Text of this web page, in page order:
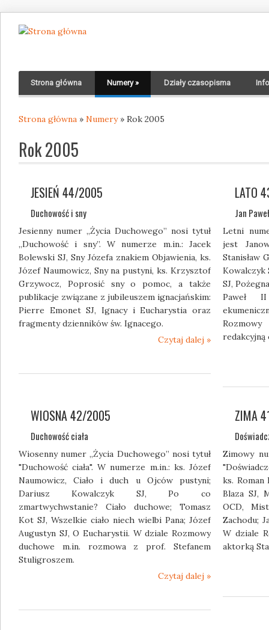
Strona główna Numery» Działy czasopisma
Jesteś tutaj
Strona główna » Numery» Rok 2005
Rok 2005
JESIEŃ 44/2005
Duchowość i sny
Jesienny numer „Życia Duchowego” nosi tytuł
„Duchowość i sny”. W numerze m.in.: Jacek
Bolewski SJ, Sny Józefa znakiem Objawienia, ks.
Józef Naumowicz, Sny na pustyni, ks. Krzysztof
Grzywocz, Poprosić sny o pomoc, a także
publikacje związane z jubileuszem ignacjańskim:
Pierre Emonet SJ, Ignacy i Eucharystia oraz
fragmenty dzienników św. Ignacego.
Czytaj dalej »
LATO
Jan
Letni
jest
Stanisław
Kowalczyk
SJ,
Paweł
redakcyjną
WIOSNA 42/2005
Duchowość ciała
Wiosenny numer „Życia Duchowego” nosi tytuł
"Duchowość ciała". W numerze m.in.: ks. Józef
Naumowicz, Ciało i duch u Ojców pustyni;
Dariusz Kowalczyk SJ, Po co
zmartwychwstanie? Ciało duchowe; Tomasz
Kot SJ, Wszelkie ciało niech wielbi Pana; Józef
Augustyn SJ, O Eucharystii. W dziale Rozmowy
duchowe m.in. rozmowa z prof. Stefanem
Stuligroszem.
Czytaj dalej »
ZIMA
Zimowy
ks.
Blaza SJ,
OCD,
Zachodu;
W dziale
aktorką